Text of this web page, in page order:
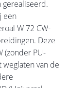
gerealiseerd.
een
W 72 CW-
Deze
(zonder PU-
van de